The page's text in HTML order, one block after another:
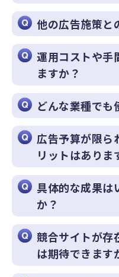
他の広告施策と
運用コストや手
ますか？
どんな業種でも
広告予算が限ら
リットはありま
具体的な成果は
か？
競合サイトが存
は期待できます